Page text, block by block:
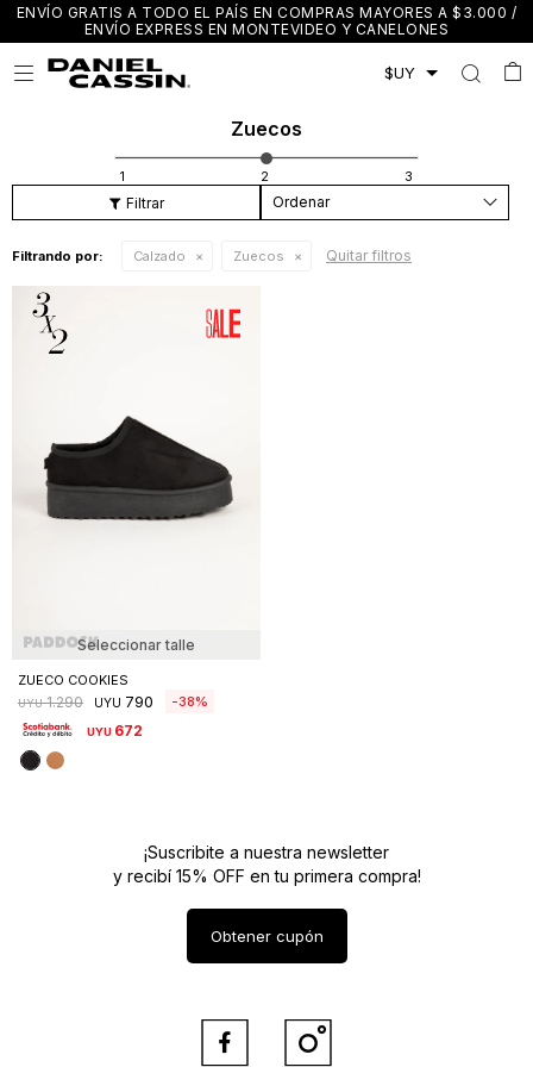
ENVÍO GRATIS A TODO EL PAÍS EN COMPRAS MAYORES A $3.000 /
ENVÍO EXPRESS EN MONTEVIDEO Y CANELONES

Zuecos
Recomendados
Filtrando por: Calzado Zuecos Quitar filtros
Seleccionar talle
ZUECO COOKIES
UYU 1.290 UYU 790 38
UYU 672
¡Suscribite a nuestra newsletter
y recibí 15% OFF en tu primera compra!
Obtener cupón
 